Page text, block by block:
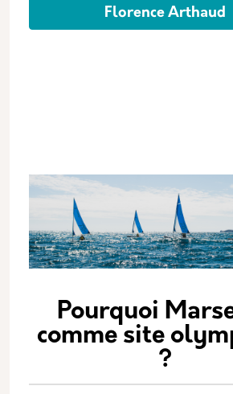
Florence Arthaud
Pourquoi
comme site
?